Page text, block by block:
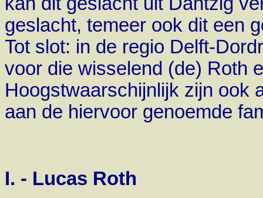
geslacht, temeer ook dit een
Tot slot: in de regio Delft-
voor die wisselend (de) Roth
Hoogstwaarschijnlijk zijn ook
aan de hiervoor genoemde
I. - Lucas Roth